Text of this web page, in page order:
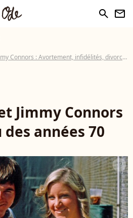
search newsletter
Connors : Avortement, infidélités, divorces... Sa vérité sur Chris Evert
Jimmy Connors
années 70